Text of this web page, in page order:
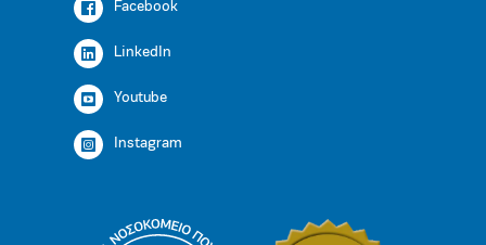
Facebook
LinkedIn
Youtube
Instagram